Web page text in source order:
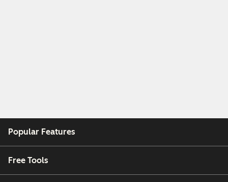
Popular Features
Free Tools